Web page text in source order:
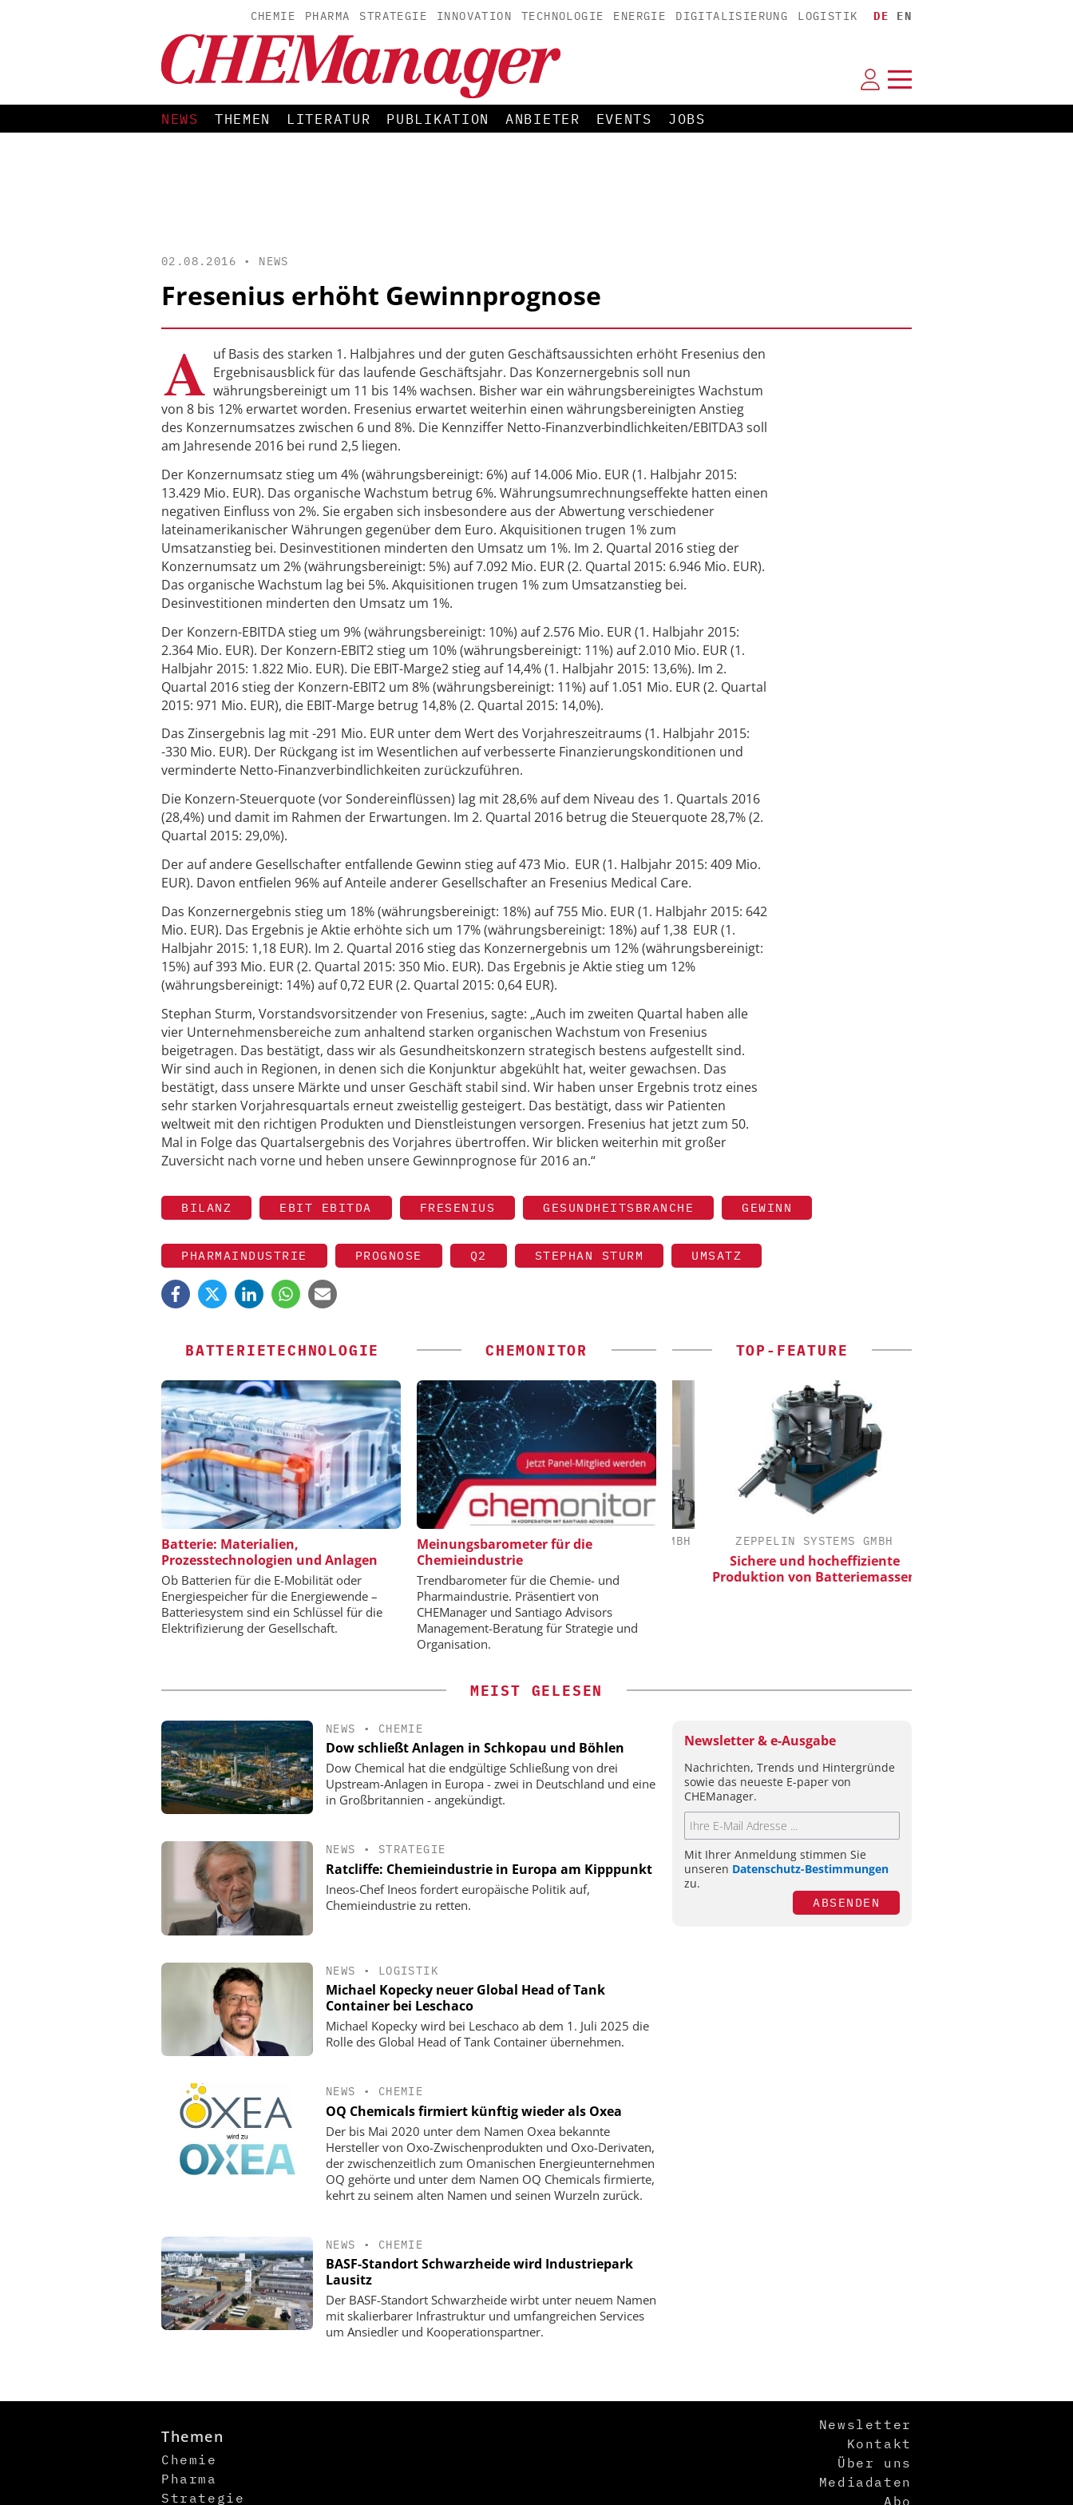
CHEMIE PHARMA STRATEGIE INNOVATION TECHNOLOGIE ENERGIE DIGITALISIERUNG LOGISTIK DE EN
NEWS THEMEN LITERATUR PUBLIKATION ANBIETER EVENTS JOBS
02.08.2016 • NEWS
Fresenius erhöht Gewinnprognose
A uf Basis des starken 1. Halbjahres und der guten Geschäftsaussichten erhöht Fresenius den
Ergebnisausblick für das laufende Geschäftsjahr. Das Konzernergebnis soll nun
währungsbereinigt um 11 bis 14% wachsen. Bisher war ein währungsbereinigtes Wachstum
von 8 bis 12% erwartet worden. Fresenius erwartet weiterhin einen währungsbereinigten Anstieg
des Konzernumsatzes zwischen 6 und 8%. Die Kennziffer Netto-Finanzverbindlichkeiten/EBITDA3 soll
am Jahresende 2016 bei rund 2,5 liegen.
Der Konzernumsatz stieg um 4% (währungsbereinigt: 6%) auf 14.006 Mio. EUR (1. Halbjahr 2015:
13.429 Mio. EUR). Das organische Wachstum betrug 6%. Währungsumrechnungseffekte hatten einen
negativen Einfluss von 2%. Sie ergaben sich insbesondere aus der Abwertung verschiedener
lateinamerikanischer Währungen gegenüber dem Euro. Akquisitionen trugen 1% zum
Umsatzanstieg bei. Desinvestitionen minderten den Umsatz um 1%. Im 2. Quartal 2016 stieg der
Konzernumsatz um 2% (währungsbereinigt: 5%) auf 7.092 Mio. EUR (2. Quartal 2015: 6.946 Mio. EUR).
Das organische Wachstum lag bei 5%. Akquisitionen trugen 1% zum Umsatzanstieg bei.
Desinvestitionen minderten den Umsatz um 1%.
Der Konzern-EBITDA stieg um 9% (währungsbereinigt: 10%) auf 2.576 Mio. EUR (1. Halbjahr 2015:
2.364 Mio. EUR). Der Konzern-EBIT2 stieg um 10% (währungsbereinigt: 11%) auf 2.010 Mio. EUR (1.
Halbjahr 2015: 1.822 Mio. EUR). Die EBIT-Marge2 stieg auf 14,4% (1. Halbjahr 2015: 13,6%). Im 2.
Quartal 2016 stieg der Konzern-EBIT2 um 8% (währungsbereinigt: 11%) auf 1.051 Mio. EUR (2. Quartal
2015: 971 Mio. EUR), die EBIT-Marge betrug 14,8% (2. Quartal 2015: 14,0%).
Das Zinsergebnis lag mit -291 Mio. EUR unter dem Wert des Vorjahreszeitraums (1. Halbjahr 2015:
-330 Mio. EUR). Der Rückgang ist im Wesentlichen auf verbesserte Finanzierungskonditionen und
verminderte Netto-Finanzverbindlichkeiten zurückzuführen.
Die Konzern-Steuerquote (vor Sondereinflüssen) lag mit 28,6% auf dem Niveau des 1. Quartals 2016
(28,4%) und damit im Rahmen der Erwartungen. Im 2. Quartal 2016 betrug die Steuerquote 28,7% (2.
Quartal 2015: 29,0%).
Der auf andere Gesellschafter entfallende Gewinn stieg auf 473 Mio. EUR (1. Halbjahr 2015: 409 Mio.
EUR). Davon entfielen 96% auf Anteile anderer Gesellschafter an Fresenius Medical Care.
Das Konzernergebnis stieg um 18% (währungsbereinigt: 18%) auf 755 Mio. EUR (1. Halbjahr 2015: 642
Mio. EUR). Das Ergebnis je Aktie erhöhte sich um 17% (währungsbereinigt: 18%) auf 1,38 EUR (1.
Halbjahr 2015: 1,18 EUR). Im 2. Quartal 2016 stieg das Konzernergebnis um 12% (währungsbereinigt:
15%) auf 393 Mio. EUR (2. Quartal 2015: 350 Mio. EUR). Das Ergebnis je Aktie stieg um 12%
(währungsbereinigt: 14%) auf 0,72 EUR (2. Quartal 2015: 0,64 EUR).
Stephan Sturm, Vorstandsvorsitzender von Fresenius, sagte: „Auch im zweiten Quartal haben alle
vier Unternehmensbereiche zum anhaltend starken organischen Wachstum von Fresenius
beigetragen. Das bestätigt, dass wir als Gesundheitskonzern strategisch bestens aufgestellt sind.
Wir sind auch in Regionen, in denen sich die Konjunktur abgekühlt hat, weiter gewachsen. Das
bestätigt, dass unsere Märkte und unser Geschäft stabil sind. Wir haben unser Ergebnis trotz eines
sehr starken Vorjahresquartals erneut zweistellig gesteigert. Das bestätigt, dass wir Patienten
weltweit mit den richtigen Produkten und Dienstleistungen versorgen. Fresenius hat jetzt zum 50.
Mal in Folge das Quartalsergebnis des Vorjahres übertroffen. Wir blicken weiterhin mit großer
Zuversicht nach vorne und heben unsere Gewinnprognose für 2016 an.“
BILANZ EBIT EBITDA FRESENIUS GESUNDHEITSBRANCHE GEWINN
PHARMAINDUSTRIE PROGNOSE Q2 STEPHAN STURM UMSATZ
BATTERIETECHNOLOGIE
Batterie: Materialien,
Prozesstechnologien und Anlagen
Ob Batterien für die E-Mobilität oder
Energiespeicher für die Energiewende –
Batteriesystem sind ein Schlüssel für die
Elektrifizierung der Gesellschaft.
CHEMONITOR
Meinungsbarometer für die
Chemieindustrie
Trendbarometer für die Chemie- und
Pharmaindustrie. Präsentiert von
CHEManager und Santiago Advisors
Management-Beratung für Strategie und
Organisation.
TOP-FEATURE
SAS INSTITUTE GMBH / JMP
SOFTWARE
Visualisierung von Daten für
wissenschaftliche Erkenntnisse
DIPL.-ING. WILHELM SCHMIDT GMBH
Skalierbar vom Labor bis zur
Produktion
ZEPPELIN SYSTEMS GMBH
Sichere und hocheffiziente
Produktion von Batteriemassen
MEIST GELESEN
NEWS • CHEMIE
Dow schließt Anlagen in Schkopau und Böhlen
Dow Chemical hat die endgültige Schließung von drei
Upstream-Anlagen in Europa - zwei in Deutschland und eine
in Großbritannien - angekündigt.
NEWS • STRATEGIE
Ratcliffe: Chemieindustrie in Europa am Kipppunkt
Ineos-Chef Ineos fordert europäische Politik auf,
Chemieindustrie zu retten.
NEWS • LOGISTIK
Michael Kopecky neuer Global Head of Tank
Container bei Leschaco
Michael Kopecky wird bei Leschaco ab dem 1. Juli 2025 die
Rolle des Global Head of Tank Container übernehmen.
NEWS • CHEMIE
OQ Chemicals firmiert künftig wieder als Oxea
Der bis Mai 2020 unter dem Namen Oxea bekannte
Hersteller von Oxo-Zwischenprodukten und Oxo-Derivaten,
der zwischenzeitlich zum Omanischen Energieunternehmen
OQ gehörte und unter dem Namen OQ Chemicals firmierte,
kehrt zu seinem alten Namen und seinen Wurzeln zurück.
NEWS • CHEMIE
BASF-Standort Schwarzheide wird Industriepark
Lausitz
Der BASF-Standort Schwarzheide wirbt unter neuem Namen
mit skalierbarer Infrastruktur und umfangreichen Services
um Ansiedler und Kooperationspartner.
Newsletter & e-Ausgabe
Nachrichten, Trends und Hintergründe
sowie das neueste E-paper von
CHEManager.
Mit Ihrer Anmeldung stimmen Sie
unseren Datenschutz-Bestimmungen
zu.
ABSENDEN
Themen
Chemie
Pharma
Strategie
Newsletter
Kontakt
Über uns
Mediadaten
Abo